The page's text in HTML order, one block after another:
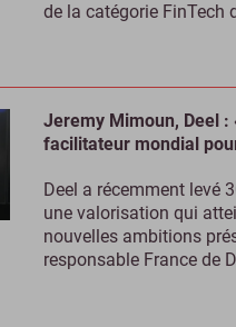
de la catégorie FinTech
Jeremy Mimoun, Deel :
facilitateur mondial
Deel a récemment levé
une valorisation qui
nouvelles ambitions
responsable France de